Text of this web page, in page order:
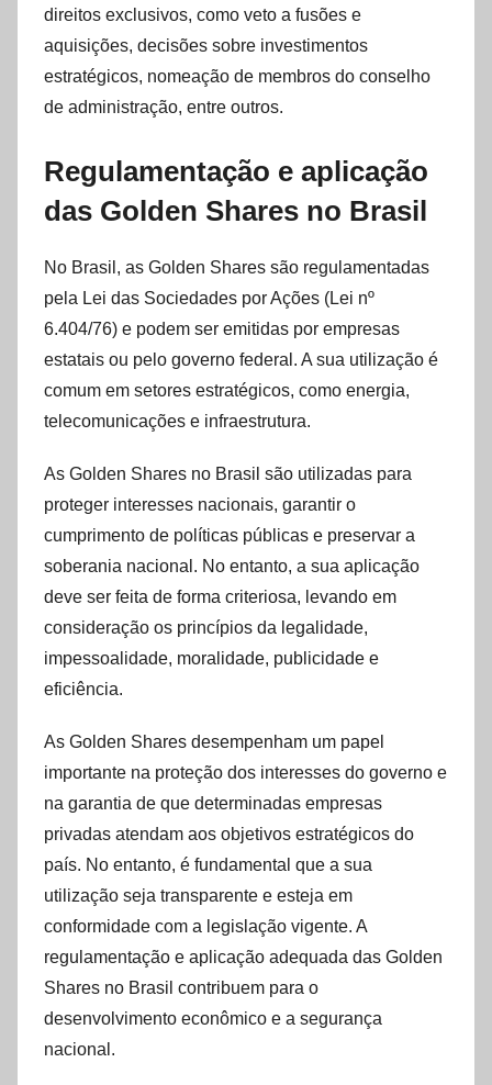
direitos exclusivos, como veto a fusões e
aquisições, decisões sobre investimentos
estratégicos, nomeação de membros do conselho
de administração, entre outros.
Regulamentação e aplicação
das Golden Shares no Brasil
No Brasil, as Golden Shares são regulamentadas
pela Lei das Sociedades por Ações (Lei nº
6.404/76) e podem ser emitidas por empresas
estatais ou pelo governo federal. A sua utilização é
comum em setores estratégicos, como energia,
telecomunicações e infraestrutura.
As Golden Shares no Brasil são utilizadas para
proteger interesses nacionais, garantir o
cumprimento de políticas públicas e preservar a
soberania nacional. No entanto, a sua aplicação
deve ser feita de forma criteriosa, levando em
consideração os princípios da legalidade,
impessoalidade, moralidade, publicidade e
eficiência.
As Golden Shares desempenham um papel
importante na proteção dos interesses do governo e
na garantia de que determinadas empresas
privadas atendam aos objetivos estratégicos do
país. No entanto, é fundamental que a sua
utilização seja transparente e esteja em
conformidade com a legislação vigente. A
regulamentação e aplicação adequada das Golden
Shares no Brasil contribuem para o
desenvolvimento econômico e a segurança
nacional.